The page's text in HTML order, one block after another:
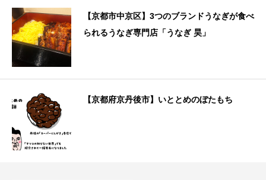
【京都市中京区】3つのブランドうなぎが食べ
られるうなぎ専門店「うなぎ 昊」
【京都府京丹後市】いととめのぼたもち